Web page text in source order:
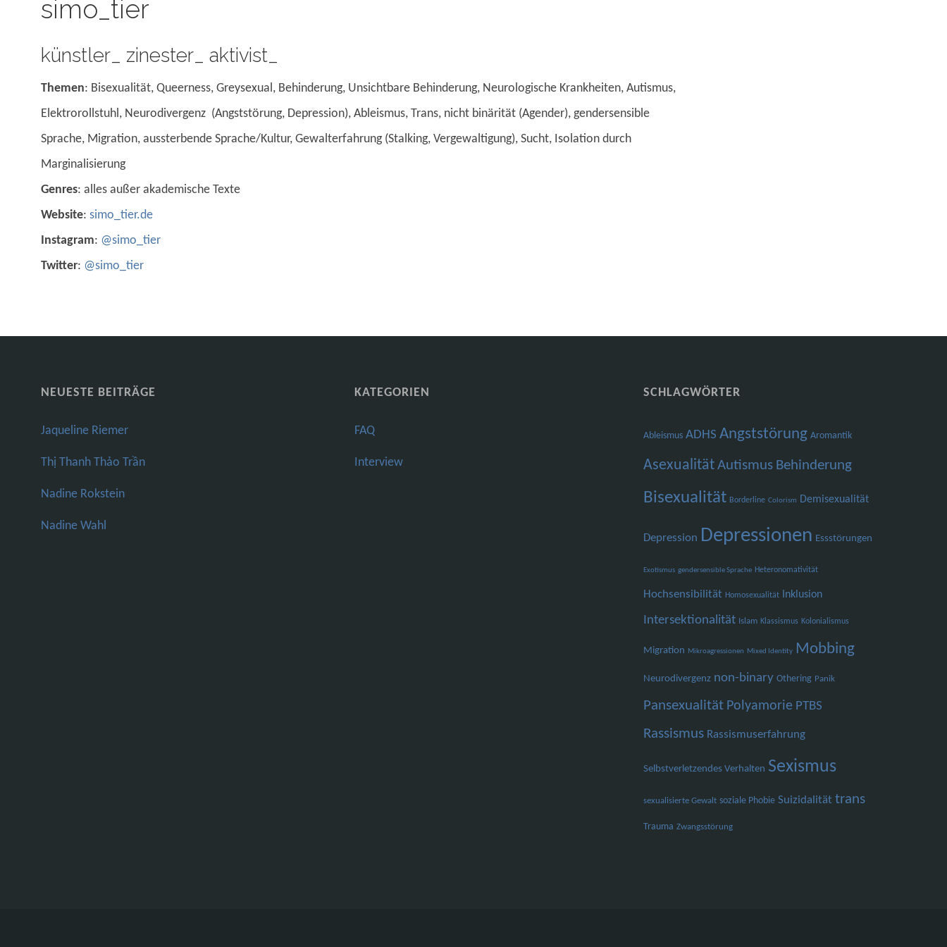
simo_tier
künstler_ zinester_ aktivist_
Themen: Bisexualität, Queerness, Greysexual, Behinderung, Unsichtbare Behinderung, Neurologische Krankheiten, Autismus,
Elektrorollstuhl, Neurodivergenz (Angststörung, Depression), Ableismus, Trans, nicht binärität (Agender), gendersensible
Sprache, Migration, aussterbende Sprache/Kultur, Gewalterfahrung (Stalking, Vergewaltigung), Sucht, Isolation durch
Marginalisierung
Genres: alles außer akademische Texte
Website: simo_tier.de
Instagram: @simo_tier
Twitter: @simo_tier
NEUESTE BEITRÄGE
Jaqueline Riemer
Thị Thanh Thảo Trần
Nadine Rokstein
Nadine Wahl
KATEGORIEN
FAQ
Interview
SCHLAGWÖRTER
Ableismus ADHS Angststörung Aromantik
Asexualität Autismus Behinderung
Bisexualität Borderline Colorism Demisexualität
Depression Depressionen Essstörungen
Exotismus gendersensible Sprache Heteronomativität
Hochsensibilität Homosexualität Inklusion
Intersektionalität Islam Klassismus Kolonialismus
Migration Mikroagressionen Mixed Identity Mobbing
Neurodivergenz non-binary Othering Panik
Pansexualität Polyamorie PTBS
Rassismus Rassismuserfahrung
Selbstverletzendes Verhalten Sexismus
sexualisierte Gewalt soziale Phobie Suizidalität trans
Trauma Zwangsstörung